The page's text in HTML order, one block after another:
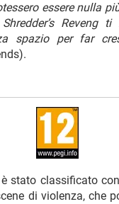
essere nulla
Reveng ti
spazio per far
è stato classificato
di violenza, che